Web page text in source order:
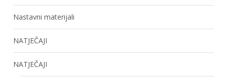
Nastavni materijali
NATJEČAJI
NATJEČAJI